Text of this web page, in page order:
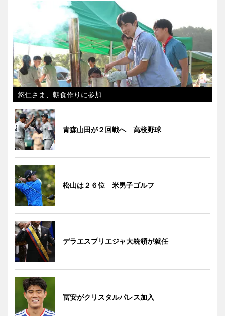
悠仁さま、朝食作りに参加
青森山田が２回戦へ 高校野球
松山は２６位 米男子ゴルフ
デラエスプリエジャ大統領が就任
冨安がクリスタルパレス加入